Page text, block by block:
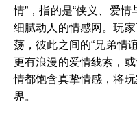
情”，指的是“侠义、爱
细腻动人的情感网。玩
荡，彼此之间的“兄弟情
更有浪漫的爱情线索，
情都饱含真挚情感，将
界。